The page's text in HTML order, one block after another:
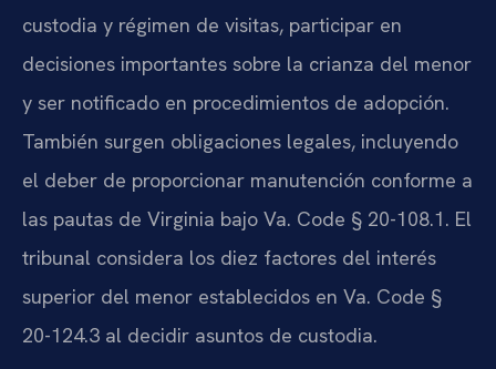
custodia y régimen de visitas, participar en
decisiones importantes sobre la crianza del menor
y ser notificado en procedimientos de adopción.
También surgen obligaciones legales, incluyendo
el deber de proporcionar manutención conforme a
las pautas de Virginia bajo Va. Code § 20-108.1. El
tribunal considera los diez factores del interés
superior del menor establecidos en Va. Code §
20-124.3 al decidir asuntos de custodia.